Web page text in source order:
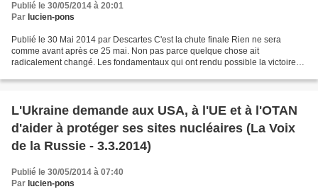
Publié le 30/05/2014 à 20:01
Par lucien-pons
Publié le 30 Mai 2014 par Descartes C'est la chute finale Rien ne sera
comme avant après ce 25 mai. Non pas parce quelque chose ait
radicalement changé. Les fondamentaux qui ont rendu possible la victoire
L'Ukraine demande aux USA, à l'UE et à l'OTAN
d'aider à protéger ses sites nucléaires (La Voix
de la Russie - 3.3.2014)
Publié le 30/05/2014 à 07:40
Par lucien-pons